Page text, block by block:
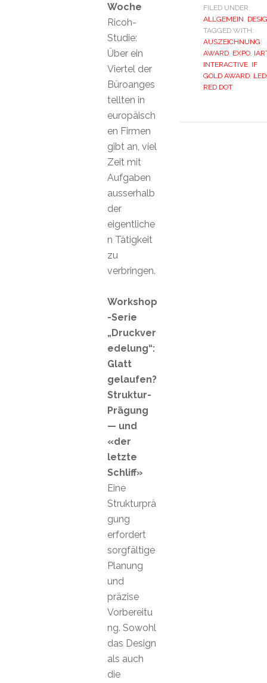
FILED UNDER:
ALLGEMEIN,
TAGGED WITH:
AUSZEICHNUNG,
AWARD, EXPO,
INTERACTIVE, IF
GOLD AWARD, LED
RED DOT
Woche
Ricoh-
Studie:
Über ein
Viertel der
Büroanges
tellten in
europäisch
en Firmen
gibt an, viel
Zeit mit
Aufgaben
ausserhalb
der
eigentliche
n Tätigkeit
zu
verbringen.
Workshop
-Serie
„Druckver
edelung“:
Glatt
gelaufen?
Struktur-
Prägung
— und
«der
letzte
Schliff»
Eine
Strukturprä
gung
erfordert
sorgfältige
Planung
und
präzise
Vorbereitu
ng. Sowohl
das Design
als auch
die